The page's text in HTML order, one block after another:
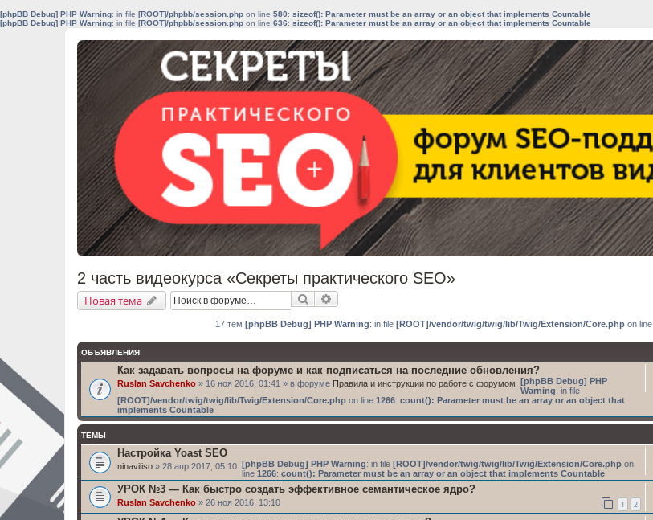
[phpBB Debug] PHP Warning: in file [ROOT]/phpbb/session.php on line 580: sizeof(): Parameter must be an array or an object that implements Countable
[phpBB Debug] PHP Warning: in file [ROOT]/phpbb/session.php on line 636: sizeof(): Parameter must be an array or an object that implements Countable
2 часть видеокурса «Секреты практического SEO»
Новая тема Поиск
17 тем [phpBB Debug] PHP Warning: in file [ROOT]/vendor/twig/twig/lib/Twig/Extension/Core.php on line
ОБЪЯВЛЕНИЯ
Как задавать вопросы на форуме и как подписаться на последние обновления?
Ruslan Savchenko » 16 ноя 2016, 01:41 » в форуме Правила и инструкции по работе с форумом [phpBB Debug] PHP
Warning: in file
[ROOT]/vendor/twig/twig/lib/Twig/Extension/Core.php on line 1266: count(): Parameter must be an array or an object that
implements Countable
ТЕМЫ
Настройка Yoast SEO
ninaviliso » 28 апр 2017, 05:10 [phpBB Debug] PHP Warning: in file [ROOT]/vendor/twig/twig/lib/Twig/Extension/Core.phpon
line 1266: count(): Parameter must be an array or an object that implements Countable
УРОК №3 — Как быстро создать эффективное семантическое ядро?
Ruslan Savchenko » 26 ноя 2016, 13:10 1 2